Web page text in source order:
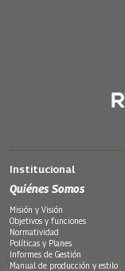
Institucional
Quiénes Somos
Misión y Visión
Objetivos y funciones
Normatividad
Políticas y Planes
Informes de Gestión
Manual de producción y estilo